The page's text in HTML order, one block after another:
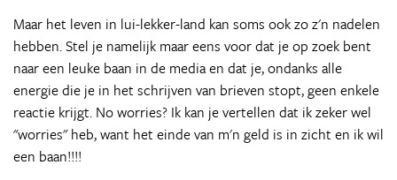
Maar het leven in lui-lekker-land kan soms ook zo z'n nadelen
hebben. Stel je namelijk maar eens voor dat je op zoek bent
naar een leuke baan in de media en dat je, ondanks alle
energie die je in het schrijven van brieven stopt, geen enkele
reactie krijgt. No worries? Ik kan je vertellen dat ik zeker wel
"worries" heb, want het einde van m'n geld is in zicht en ik wil
een baan!!!!